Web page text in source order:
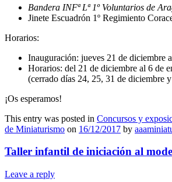
Bandera INFª Lª 1º Voluntarios de
Jinete Escuadrón 1º Regimiento
Horarios:
Inauguración: jueves 21 de diciembre
Horarios: del 21 de diciembre al 6 de
(cerrado días 24, 25, 31 de diciembre
¡Os esperamos!
This entry was posted in Concursos y
de Miniaturismo on 16/12/2017 by
Taller infantil de iniciación al
Leave a reply